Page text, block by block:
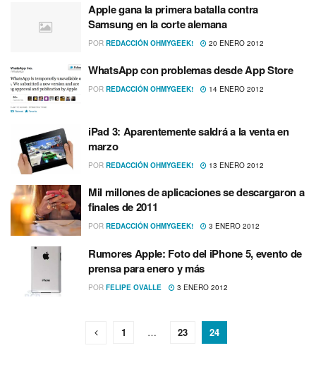
Apple gana la primera batalla contra
Samsung en la corte alemana
POR REDACCIÓN OHMYGEEK! 20 ENERO 2012
WhatsApp con problemas desde App Store
POR REDACCIÓN OHMYGEEK! 14 ENERO 2012
iPad 3: Aparentemente saldrá a la venta en
marzo
POR REDACCIÓN OHMYGEEK! 13 ENERO 2012
Mil millones de aplicaciones se descargaron a
finales de 2011
POR REDACCIÓN OHMYGEEK! 3 ENERO 2012
Rumores Apple: Foto del iPhone 5, evento de
prensa para enero y más
POR FELIPE OVALLE 3 ENERO 2012
1 … 23 24